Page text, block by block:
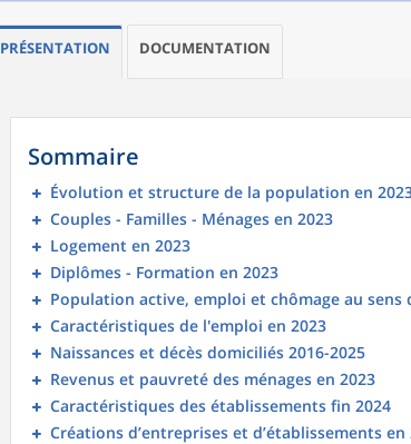
PRÉSENTATION DOCUMENTATION
Sommaire
Évolution et structure de la population en
Couples - Familles - Ménages en 2023
Logement en 2023
Diplômes - Formation en 2023
Population active, emploi et chômage au sens
Caractéristiques de l'emploi en 2023
Naissances et décès domiciliés 2016-2025
Revenus et pauvreté des ménages en 2023
Caractéristiques des établissements fin 2024
Créations d’entreprises et d’établissements en